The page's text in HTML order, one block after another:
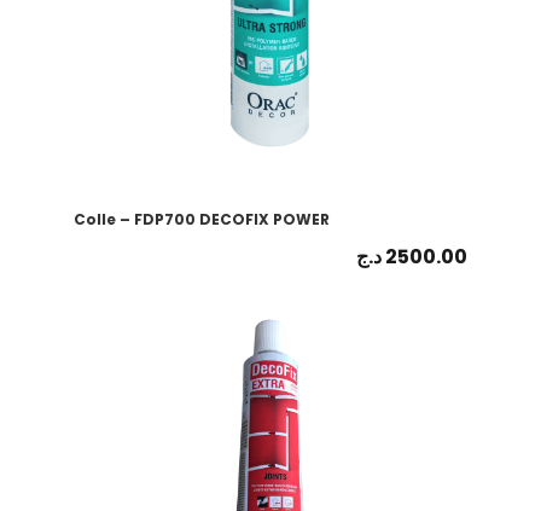
Colle – FDP700 DECOFIX POWER
2500.00د.ج